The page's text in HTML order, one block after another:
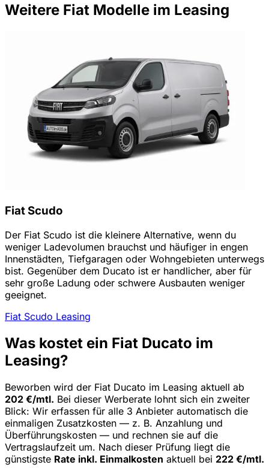
Weitere Fiat Modelle im Leasing
Fiat Scudo
Der Fiat Scudo ist die kleinere Alternative, wenn du
weniger Ladevolumen brauchst und häufiger in engen
Innenstädten, Tiefgaragen oder Wohngebieten unterwegs
bist. Gegenüber dem Ducato ist er handlicher, aber für
sehr große Ladung oder schwere Ausbauten weniger
geeignet.
Fiat Scudo Leasing
Was kostet ein Fiat Ducato im
Leasing?
Beworben wird der Fiat Ducato im Leasing aktuell ab
202 €/mtl. Bei dieser Werberate lohnt sich ein zweiter
Blick: Wir erfassen für alle 3 Anbieter automatisch die
einmaligen Zusatzkosten — z. B. Anzahlung und
Überführungskosten — und rechnen sie auf die
Vertragslaufzeit um. Nach dieser Prüfung liegt die
günstigste Rate inkl. Einmalkosten aktuell bei 222 €/mtl.